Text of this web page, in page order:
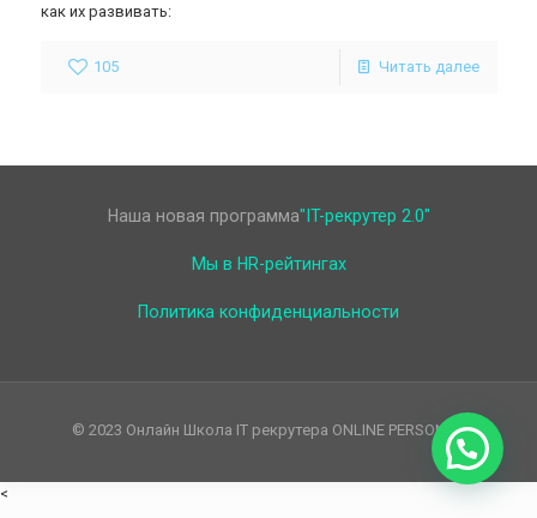
как их развивать:
105 Читать далее
Наша новая программа"IT-рекрутер 2.0"
Мы в HR-рейтингах
Политика конфиденциальности
© 2023 Онлайн Школа IT рекрутера ONLINE PERSONAL
<